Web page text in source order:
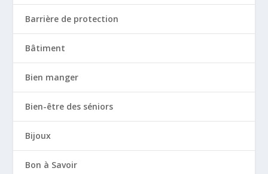
Barrière de protection
Bâtiment
Bien manger
Bien-être des séniors
Bijoux
Bon à Savoir